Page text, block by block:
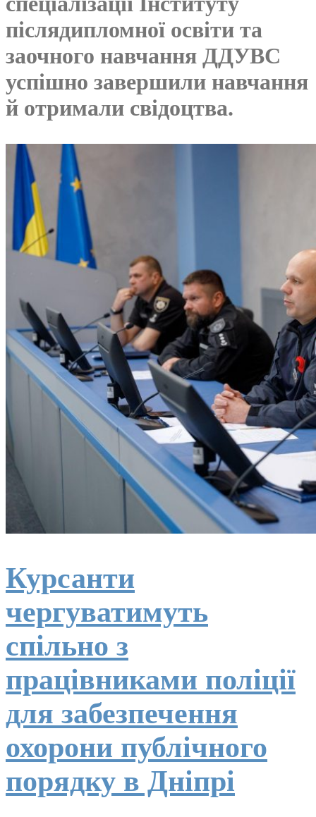
післядипломної освіти та
заочного навчання ДДУВС
успішно завершили навчання
й отримали свідоцтва.
Курсанти
чергуватимуть
спільно з
працівниками поліції
для забезпечення
охорони публічного
порядку в Дніпрі